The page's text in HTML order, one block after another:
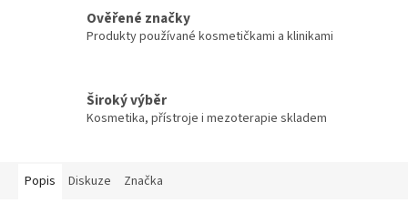
Ověřené značky
Produkty používané kosmetičkami a klinikami
Široký výběr
Kosmetika, přístroje i mezoterapie skladem
Popis Diskuze Značka